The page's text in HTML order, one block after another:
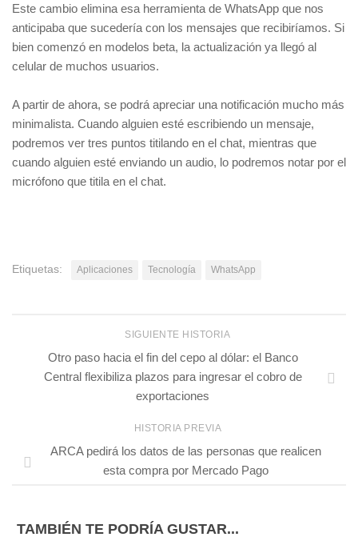
Este cambio elimina esa herramienta de WhatsApp que nos
anticipaba que sucedería con los mensajes que recibiríamos. Si
bien comenzó en modelos beta, la actualización ya llegó al
celular de muchos usuarios.
A partir de ahora, se podrá apreciar una notificación mucho más
minimalista. Cuando alguien esté escribiendo un mensaje,
podremos ver tres puntos titilando en el chat, mientras que
cuando alguien esté enviando un audio, lo podremos notar por el
micrófono que titila en el chat.
Etiquetas: Aplicaciones Tecnología WhatsApp
SIGUIENTE HISTORIA
Otro paso hacia el fin del cepo al dólar: el Banco
Central flexibiliza plazos para ingresar el cobro de
exportaciones
HISTORIA PREVIA
ARCA pedirá los datos de las personas que realicen
esta compra por Mercado Pago
TAMBIÉN TE PODRÍA GUSTAR...